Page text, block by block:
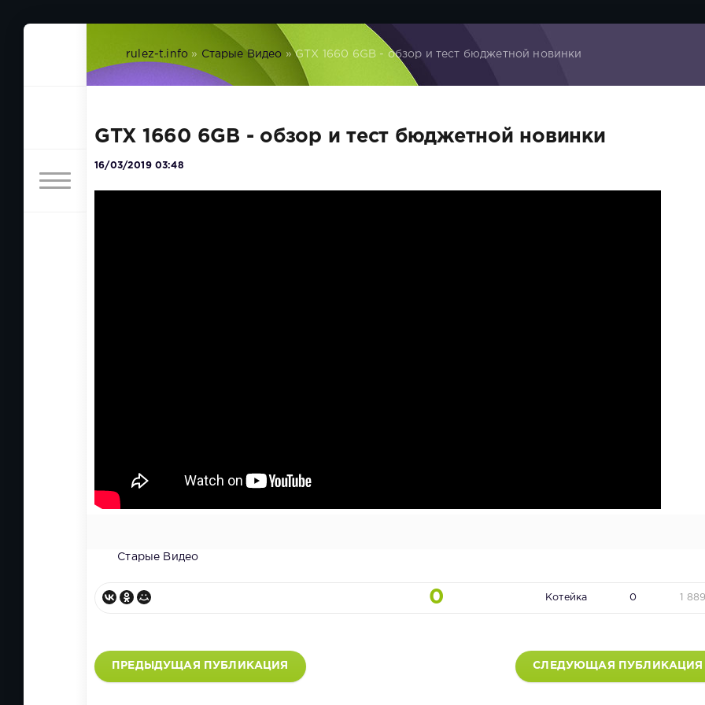
rulez-t.info » Старые Видео » GTX 1660 6GB - обзор и тест бюджетной новинки
GTX 1660 6GB - обзор и тест бюджетной новинки
16/03/2019 03:48
Старые Видео
0 Котейка 0 1
ПРЕДЫДУЩАЯ ПУБЛИКАЦИЯ СЛЕДУЮЩАЯ ПУБЛИКАЦИЯ